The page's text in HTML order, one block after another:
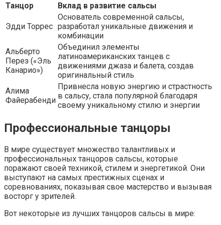
Танцор
Вклад в развитие сальсы
Эдди Торрес
Основатель современной сальсы,
разработал уникальные движения и
комбинации
Альберто
Перез («Эль
Канарио»)
Объединил элементы
латиноамериканских танцев с
движениями джаза и балета, создав
оригинальный стиль
Алима
Файерабенди
Привнесла новую энергию и страстность
в сальсу, стала популярной благодаря
своему уникальному стилю и энергии
Профессиональные танцоры
В мире существует множество талантливых и
профессиональных танцоров сальсы, которые
поражают своей техникой, стилем и энергетикой. Они
выступают на самых престижных сценах и
соревнованиях, показывая свое мастерство и вызывая
восторг у зрителей.
Вот некоторые из лучших танцоров сальсы в мире: